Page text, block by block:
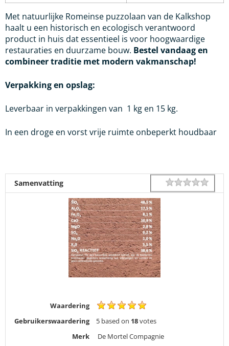
Met natuurlijke Romeinse puzzolaan van de Kalkshop
haalt u een historisch en ecologisch verantwoord
product in huis dat essentieel is voor hoogwaardige
restauraties en duurzame bouw. Bestel vandaag en
combineer traditie met modern vakmanschap!
Verpakking en opslag:
Leverbaar in verpakkingen van 1 kg en 15 kg.
In een droge en vorst vrije ruimte onbeperkt houdbaar
Samenvatting Rating 1 star
2
3
4
5
Waardering
Gebruikerswaardering
5based on 18votes
Merk
De Mortel Compagnie